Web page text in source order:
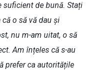
suficient de bună. Stați
o să vă dau şi
nu m-am uitat, o să
Am înțeles că s-au
prefer ca autoritățile